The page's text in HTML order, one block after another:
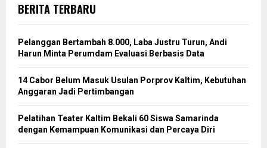
BERITA TERBARU
Pelanggan Bertambah 8.000, Laba Justru Turun, Andi
Harun Minta Perumdam Evaluasi Berbasis Data
14 Cabor Belum Masuk Usulan Porprov Kaltim, Kebutuhan
Anggaran Jadi Pertimbangan
Pelatihan Teater Kaltim Bekali 60 Siswa Samarinda
dengan Kemampuan Komunikasi dan Percaya Diri